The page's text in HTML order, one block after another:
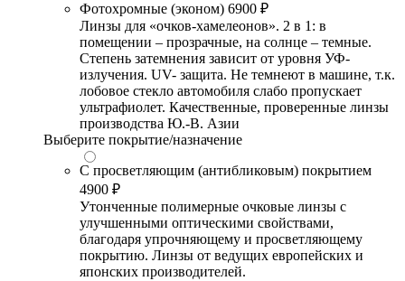
Фотохромные (эконом) 6900 ₽
Линзы для «очков-хамелеонов». 2 в 1: в
помещении – прозрачные, на солнце – темные.
Степень затемнения зависит от уровня УФ-
излучения. UV- защита. Не темнеют в машине, т.к.
лобовое стекло автомобиля слабо пропускает
ультрафиолет. Качественные, проверенные линзы
производства Ю.-В. Азии
Выберите покрытие/назначение
С просветляющим (антибликовым) покрытием
4900 ₽
Утонченные полимерные очковые линзы с
улучшенными оптическими свойствами,
благодаря упрочняющему и просветляющему
покрытию. Линзы от ведущих европейских и
японских производителей.